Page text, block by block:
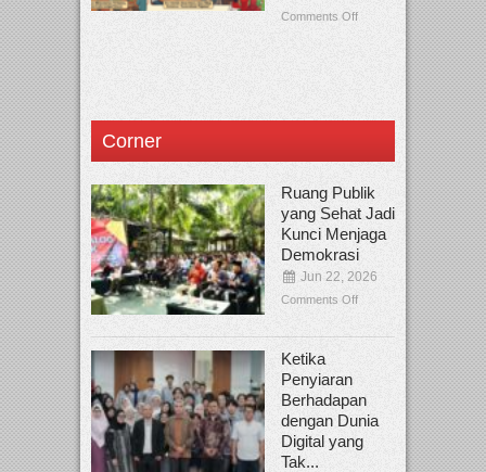
Comments Off
Corner
Ruang Publik
yang Sehat Jadi
Kunci Menjaga
Demokrasi
Jun 22, 2026
Comments Off
Ketika
Penyiaran
Berhadapan
dengan Dunia
Digital yang
Tak...